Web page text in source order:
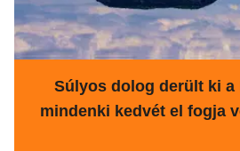
Súlyos dolog derült ki a
mindenki kedvét el fogja